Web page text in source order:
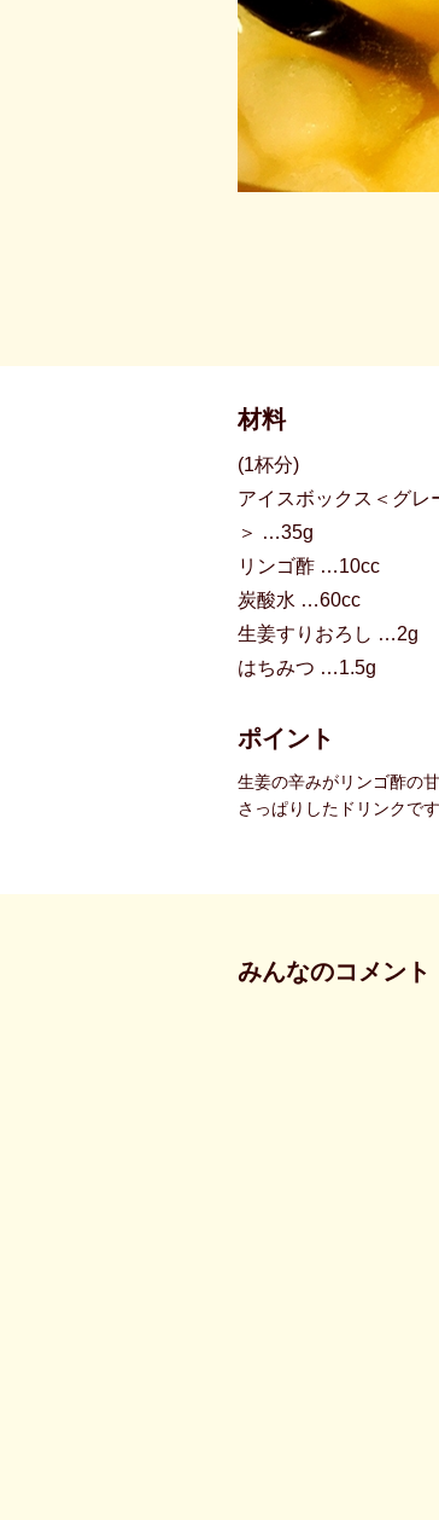
材料
(1杯分)
アイスボックス＜グレ
＞ …35g
リンゴ酢 …10cc
炭酸水 …60cc
生姜すりおろし …2g
はちみつ …1.5g
ポイント
生姜の辛みがリンゴ酢の
さっぱりしたドリンクです
みんなのコメント